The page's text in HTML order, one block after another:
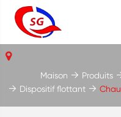
Maison Produits
Dispositif flottant